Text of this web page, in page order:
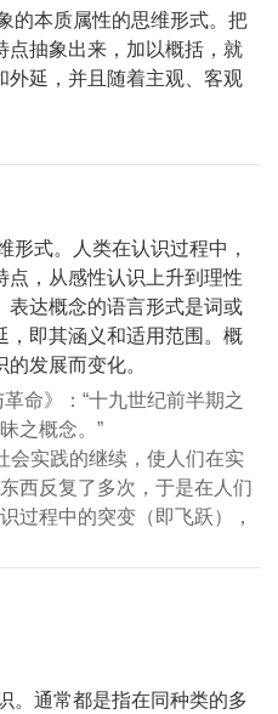
的本质属性的思维形式。把
点抽象出来，加以概括，就
外延，并且随着主观、客观
式。人类在认识过程中，
点，从感性认识上升到理性
表达概念的语言形式是词或
，即其涵义和适用范围。概
发展而变化。
命》：“十九世纪前半期之
之概念。”
会实践的继续，使人们在实
西反复了多次，于是在人们
过程中的突变（即飞跃），
。通常都是指在同种类的多